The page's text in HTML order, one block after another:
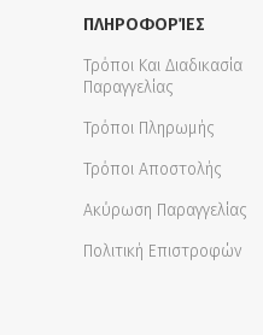
ΠΛΗΡΟΦΟΡΊΕΣ
Τρόποι Και Διαδικασία
Παραγγελίας
Τρόποι Πληρωμής
Τρόποι Αποστολής
Ακύρωση Παραγγελίας
Πολιτική Επιστροφών